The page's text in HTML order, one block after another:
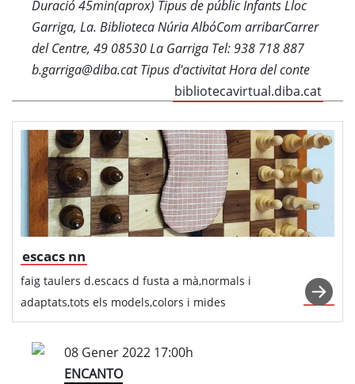
Duració 45min(aprox) Tipus de públic Infants Lloc
Garriga, La. Biblioteca Núria AlbóCom arribarCarrer
del Centre, 49 08530 La Garriga Tel: 938 718 887
b.garriga@diba.cat Tipus d'activitat Hora del conte
bibliotecavirtual.diba.cat
escacs nn
faig taulers d.escacs d fusta a mà,normals i
adaptats,tots els models,colors i mides
08 Gener 2022 17:00h
ENCANTO